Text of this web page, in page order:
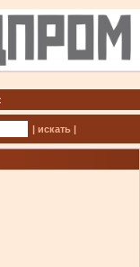
| искать |